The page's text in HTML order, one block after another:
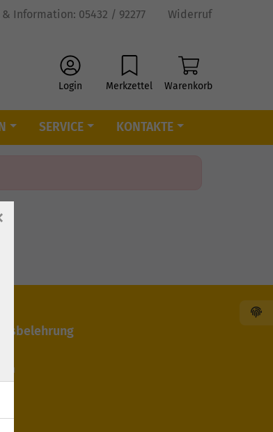
& Information: 05432 / 92277 Widerruf
Login Merkzettel Warenkorb
SERVICE KONTAKTE